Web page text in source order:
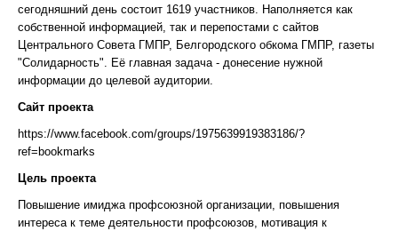
сегодняшний день состоит 1619 участников. Наполняется как
собственной информацией, так и перепостами с сайтов
Центрального Совета ГМПР, Белгородского обкома ГМПР, газеты
"Солидарность". Её главная задача - донесение нужной
информации до целевой аудитории.
Сайт проекта
https://www.facebook.com/groups/1975639919383186/?
ref=bookmarks
Цель проекта
Повышение имиджа профсоюзной организации, повышения
интереса к теме деятельности профсоюзов, мотивация к